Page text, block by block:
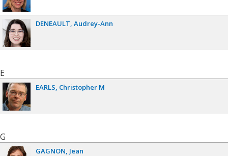
DENEAULT Audrey-Ann
E
EARLS Christopher M
G
GAGNON Jean